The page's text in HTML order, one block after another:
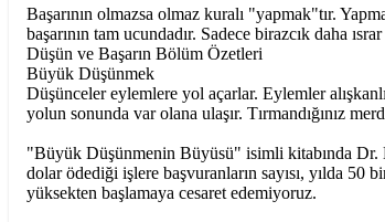
Başarının olmazsa olmaz kuralı "yapmak"tır.
başarının tam ucundadır. Sadece birazcık daha
Düşün ve Başarın Bölüm Özetleri
Büyük Düşünmek
Düşünceler eylemlere yol açarlar. Eylemler
yolun sonunda var olana ulaşır. Tırmandığınız
"Büyük Düşünmenin Büyüsü" isimli kitabında Dr.
dolar ödediği işlere başvuranların sayısı, yılda 50
yüksekten başlamaya cesaret edemiyoruz.